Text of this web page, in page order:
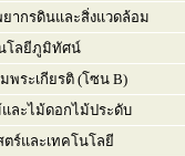
ากรดินและสิ่งแวดล้อม
โลยีภูมิทัศน์
พระเกียรติ (โซน B)
ละไม้ดอกไม้ประดับ
ร์และเทคโนโลยี